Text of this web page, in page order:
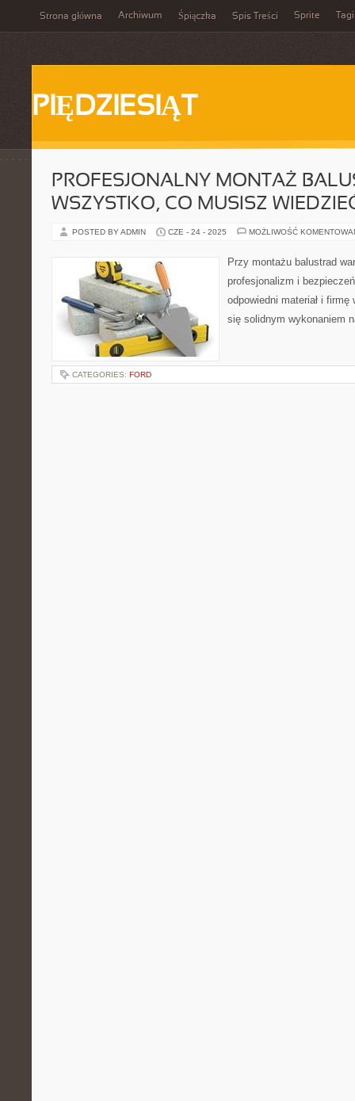
Strona główna Archiwum Śpiączka Spis Treści Sprite Tagi
PIĘDZIESIĄT
PROFESJONALNY MONTAŻ
WSZYSTKO, CO MUSISZ
POSTED BY ADMIN CZE - 24 - 2025 MOŻLIWOŚĆ
Przy montażu balustrad
profesjonalizm i
odpowiedni materiał i
się solidnym wykonaniem
CATEGORIES: FORD